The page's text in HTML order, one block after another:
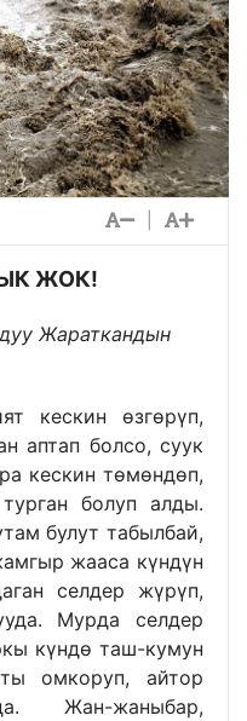
ЖОК!
Жараткандын
кескин өзгөрүп,
аптап болсо, суук
кескин төмөндөп,
болуп алды.
булут табылбай,
жааса күндүн
селдер жүрүп,
Мурда селдер
күндө таш-кумун
омкоруп, айтор
Жан-жаныбар,